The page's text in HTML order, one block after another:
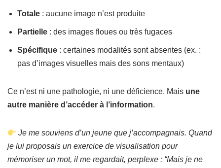
Totale : aucune image n’est produite
Partielle : des images floues ou très fugaces
Spécifique : certaines modalités sont absentes (ex. :
pas d’images visuelles mais des sons mentaux)
Ce n’est ni une pathologie, ni une déficience. Mais une
autre manière d’accéder à l’information.
Je me souviens d’un jeune que j’accompagnais. Quand
je lui proposais un exercice de visualisation pour
mémoriser un mot, il me regardait, perplexe : “Mais je ne